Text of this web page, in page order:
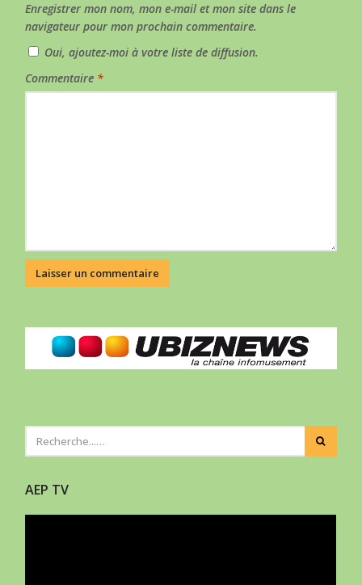
Enregistrer mon nom, mon e-mail et mon site dans le
navigateur pour mon prochain commentaire.
Oui, ajoutez-moi à votre liste de diffusion.
Commentaire *
AEP TV